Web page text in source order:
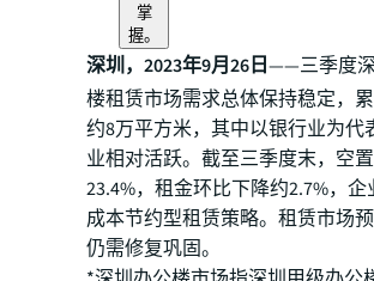
掌
握。
深圳，2023年9月26日——三季度
楼租赁市场需求总体保持稳定，
约8万平方米，其中以银行业为代
业相对活跃。截至三季度末，空
23.4%，租金环比下降约2.7%，
成本节约型租赁策略。租赁市场
仍需修复巩固。